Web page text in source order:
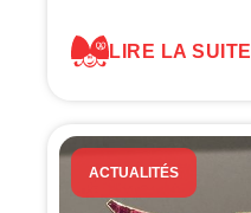
LIRE LA SUITE
ACTUALITÉS